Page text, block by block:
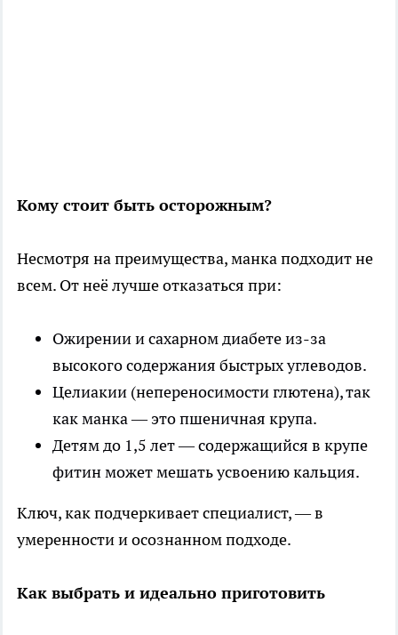
Кому стоит быть осторожным?
Несмотря на преимущества, манка подходит не
всем. От неё лучше отказаться при:
Ожирении и сахарном диабете из-за
высокого содержания быстрых углеводов.
Целиакии (непереносимости глютена), так
как манка — это пшеничная крупа.
Детям до 1,5 лет — содержащийся в крупе
фитин может мешать усвоению кальция.
Ключ, как подчеркивает специалист, — в
умеренности и осознанном подходе.
Как выбрать и идеально приготовить